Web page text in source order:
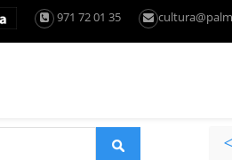
971 72 01 35